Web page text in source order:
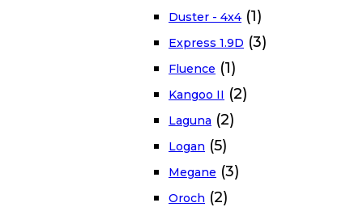
Duster - 4x4 (1)
Express 1.9D (3)
Fluence (1)
Kangoo II (2)
Laguna (2)
Logan (5)
Megane (3)
Oroch (2)